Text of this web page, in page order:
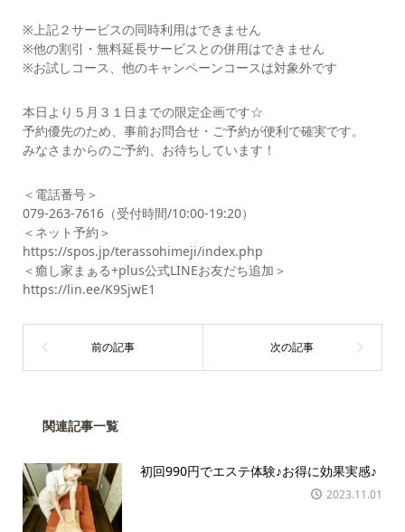
※上記２サービスの同時利用はできません
※他の割引・無料延長サービスとの併用はできません
※お試しコース、他のキャンペーンコースは対象外です
本日より５月３１日までの限定企画です☆
予約優先のため、事前お問合せ・ご予約が便利で確実です。
みなさまからのご予約、お待ちしています！
＜電話番号＞
079-263-7616（受付時間/10:00-19:20）
＜ネット予約＞
https://spos.jp/terassohimeji/index.php
＜癒し家まぁる+plus公式LINEお友だち追加＞
https://lin.ee/K9SjwE1
関連記事一覧
初回990円でエステ体験♪お得に効果実感♪
2023.11.01